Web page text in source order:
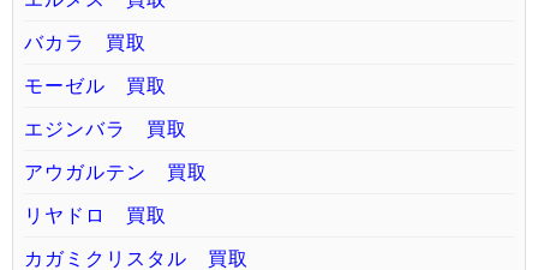
バカラ 買取
モーゼル 買取
エジンバラ 買取
アウガルテン 買取
リヤドロ 買取
カガミクリスタル 買取